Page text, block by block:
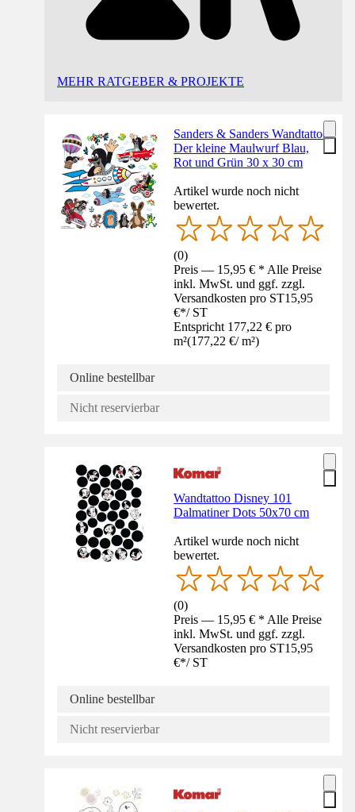
MEHR RATGEBER & PROJEKTE
Sanders & Sanders Wandtattoo
Der kleine Maulwurf Blau,
Rot und Grün 30 x 30 cm
Artikel wurde noch nicht
bewertet.
(0)
Preis — 15,95 € * Alle Preise
inkl. MwSt. und ggf. zzgl.
Versandkosten pro ST15,95
€*/ ST
Entspricht 177,22 € pro
m²(177,22 €/ m²)
Online bestellbar
Nicht reservierbar
Wandtattoo Disney 101
Dalmatiner Dots 50x70 cm
Artikel wurde noch nicht
bewertet.
(0)
Preis — 15,95 € * Alle Preise
inkl. MwSt. und ggf. zzgl.
Versandkosten pro ST15,95
€*/ ST
Online bestellbar
Nicht reservierbar